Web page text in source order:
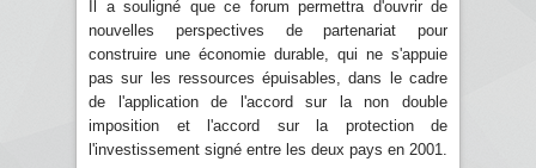
Il a souligné que ce forum permettra d'ouvrir de
nouvelles perspectives de partenariat pour
construire une économie durable, qui ne s'appuie
pas sur les ressources épuisables, dans le cadre
de l'application de l'accord sur la non double
imposition et l'accord sur la protection de
l'investissement signé entre les deux pays en 2001.